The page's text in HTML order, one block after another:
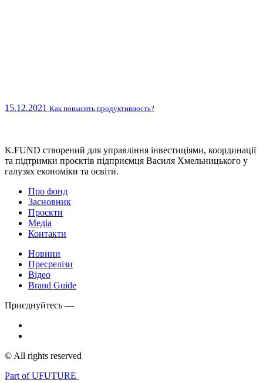
15.12.2021 Как повысить продуктивность?
K.FUND створений для управління інвестиціями, координації
та підтримки проєктів підприємця Василя Хмельницького у
галузях економіки та освіти.
Про фонд
Засновник
Проєкти
Медіа
Контакти
Новини
Пресрелізи
Відео
Brand Guide
Приєднуйтесь —
© All rights reserved
Part of UFUTURE